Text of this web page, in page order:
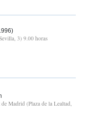
3) 9.00 horas
Madrid (Plaza de la Lealtad,